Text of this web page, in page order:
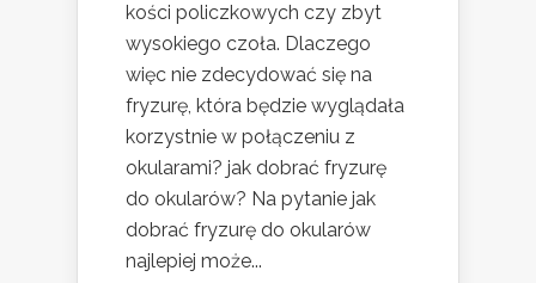
kości policzkowych czy zbyt
wysokiego czoła. Dlaczego
więc nie zdecydować się na
fryzurę, która będzie wyglądała
korzystnie w połączeniu z
okularami? jak dobrać fryzurę
do okularów? Na pytanie jak
dobrać fryzurę do okularów
najlepiej może...